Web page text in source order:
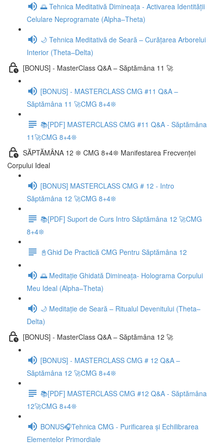
🌅 Tehnica Meditativă Dimineața - Activarea Identității
Celulare Neprogramate (Alpha–Theta)
🌙 Tehnica Meditativă de Seară – Curățarea Arborelui
Interior (Theta–Delta)
[BONUS] - MasterClass Q&A – Săptămâna 11 🚀
[BONUS] - MASTERCLASS CMG #11 Q&A –
Săptămâna 11 🚀CMG 8+4❊
📚[PDF] MASTERCLASS CMG #11 Q&A - Săptămâna
11🚀CMG 8+4❊
SĂPTĂMÂNA 12 ❊ CMG 8+4❊ Manifestarea Frecvenței
Corpului Ideal
[BONUS] MASTERCLASS CMG # 12 - Intro
Săptămâna 12 🚀CMG 8+4❊
📚[PDF] Suport de Curs Intro Săptămâna 12 🚀CMG
8+4❊
📓Ghid De Practică CMG Pentru Săptămâna 12
🌅 Meditație Ghidată Dimineața- Holograma Corpului
Meu Ideal (Alpha–Theta)
🌙 Meditație de Seară – Ritualul Devenitului (Theta–
Delta)
[BONUS] - MasterClass Q&A – Săptămâna 12 🚀
[BONUS] - MASTERCLASS CMG # 12 Q&A –
Săptămâna 12 🚀CMG 8+4❊
📚[PDF] MASTERCLASS CMG #12 Q&A - Săptămâna
12🚀CMG 8+4❊
BONUS🎧Tehnica CMG - Purificarea și Echilibrarea
Elementelor Primordiale